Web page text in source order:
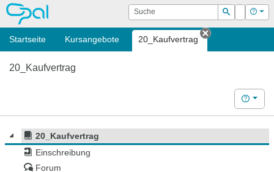
OPAL Suche
Suchen
Login Hilfe
Startseite Kursangebote 20_Kaufvertrag
Tab schließen
20_Kaufvertrag
Hilfe
20_Kaufvertrag
Einschreibung
Forum